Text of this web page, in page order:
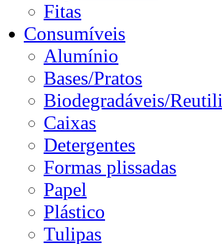
Fitas
Consumíveis
Alumínio
Bases/Pratos
Biodegradáveis/
Caixas
Detergentes
Formas plissadas
Papel
Plástico
Tulipas